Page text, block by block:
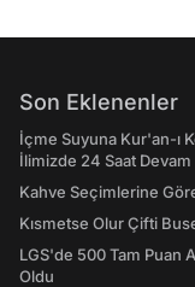
Son Eklenenler
İçme Suyuna Kur'an-ı
İlimizde 24 Saat
Kahve Seçimlerine
Kısmetse Olur Çifti
LGS'de 500 Tam Puan
Oldu